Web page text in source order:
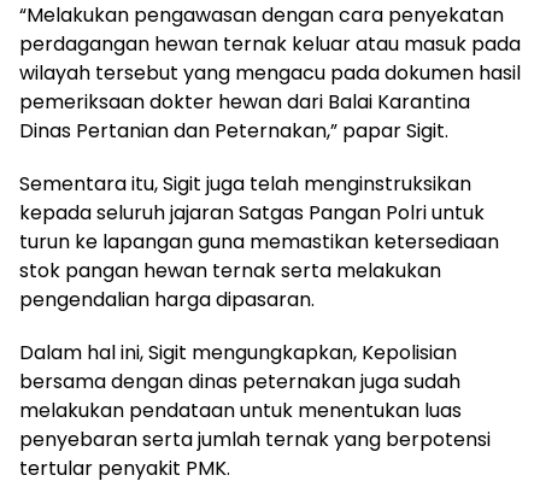
“Melakukan pengawasan dengan cara penyekatan
perdagangan hewan ternak keluar atau masuk pada
wilayah tersebut yang mengacu pada dokumen hasil
pemeriksaan dokter hewan dari Balai Karantina
Dinas Pertanian dan Peternakan,” papar Sigit.
Sementara itu, Sigit juga telah menginstruksikan
kepada seluruh jajaran Satgas Pangan Polri untuk
turun ke lapangan guna memastikan ketersediaan
stok pangan hewan ternak serta melakukan
pengendalian harga dipasaran.
Dalam hal ini, Sigit mengungkapkan, Kepolisian
bersama dengan dinas peternakan juga sudah
melakukan pendataan untuk menentukan luas
penyebaran serta jumlah ternak yang berpotensi
tertular penyakit PMK.